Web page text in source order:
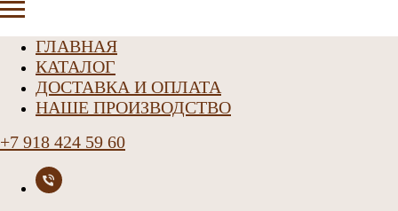
ГЛАВНАЯ
КАТАЛОГ
ДОСТАВКА И ОПЛАТА
НАШЕ ПРОИЗВОДСТВО
+7 918 424 59 60